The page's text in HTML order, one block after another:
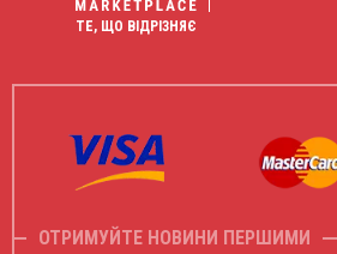
ТЕ, ЩО ВІДРІЗНЯЄ
ОТРИМУЙТЕ НОВИНИ ПЕРШИМИ